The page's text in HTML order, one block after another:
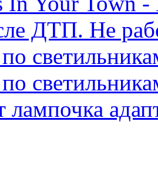
ДТП. Не
лампочка